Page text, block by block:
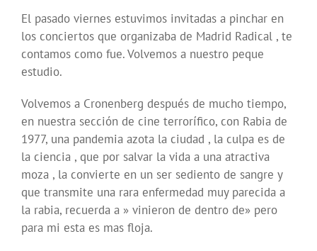
El pasado viernes estuvimos invitadas a pinchar en
los conciertos que organizaba de Madrid Radical , te
contamos como fue. Volvemos a nuestro peque
estudio.
Volvemos a Cronenberg después de mucho tiempo,
en nuestra sección de cine terrorífico, con Rabia de
1977, una pandemia azota la ciudad , la culpa es de
la ciencia , que por salvar la vida a una atractiva
moza , la convierte en un ser sediento de sangre y
que transmite una rara enfermedad muy parecida a
la rabia, recuerda a » vinieron de dentro de» pero
para mi esta es mas floja.